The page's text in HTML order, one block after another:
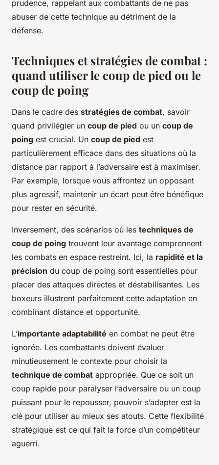
prudence, rappelant aux combattants de ne pas
abuser de cette technique au détriment de la
défense.
Techniques et stratégies de combat :
quand utiliser le coup de pied ou le
coup de poing
Dans le cadre des stratégies de combat, savoir
quand privilégier un coup de pied ou un coup de
poing est crucial. Un coup de pied est
particulièrement efficace dans des situations où la
distance par rapport à l’adversaire est à maximiser.
Par exemple, lorsque vous affrontez un opposant
plus agressif, maintenir un écart peut être bénéfique
pour rester en sécurité.
Inversement, des scénarios où les techniques de
coup de poing trouvent leur avantage comprennent
les combats en espace restreint. Ici, la rapidité et la
précision du coup de poing sont essentielles pour
placer des attaques directes et déstabilisantes. Les
boxeurs illustrent parfaitement cette adaptation en
combinant distance et opportunité.
L’importante adaptabilité en combat ne peut être
ignorée. Les combattants doivent évaluer
minutieusement le contexte pour choisir la
technique de combat appropriée. Que ce soit un
coup rapide pour paralyser l’adversaire ou un coup
puissant pour le repousser, pouvoir s’adapter est la
clé pour utiliser au mieux ses atouts. Cette flexibilité
stratégique est ce qui fait la force d’un compétiteur
aguerri.